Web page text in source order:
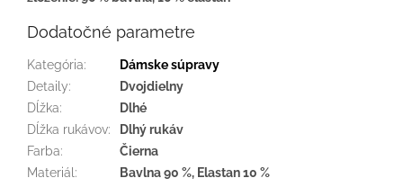
Dodatočné parametre
Kategória:
Dámske súpravy
Detaily:
Dvojdielny
Dĺžka:
Dlhé
Dĺžka rukávov:
Dlhý rukáv
Farba:
Čierna
Materiál:
Bavlna 90 %, Elastan 10 %